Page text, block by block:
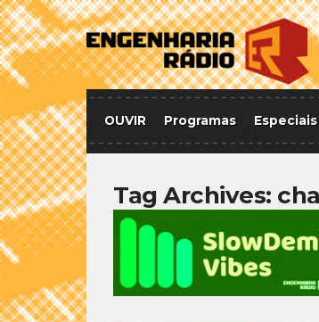
OUVIR Programas Especiais
Tag Archives: